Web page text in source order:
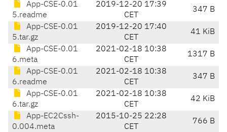
App-CSE-0.01
5.readme
2019-12-20 17:39
CET
347 B
App-CSE-0.01
5.tar.gz
2019-12-20 17:40
CET
41 KiB
App-CSE-0.01
6.meta
2021-02-18 10:38
CET
1317 B
App-CSE-0.01
6.readme
2021-02-18 10:38
CET
347 B
App-CSE-0.01
6.tar.gz
2021-02-18 10:38
CET
42 KiB
App-EC2Cssh-
0.004.meta
2015-10-25 22:28
CET
766 B